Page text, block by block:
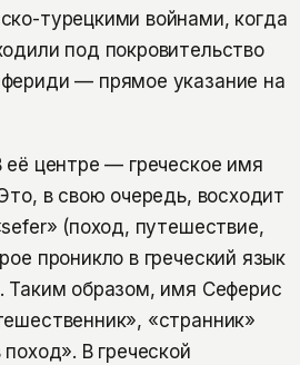
турецкими войнами, когда
под покровительство
— прямое указание на
её центре — греческое имя
в свою очередь, восходит
(поход, путешествие,
проникло в греческий язык
Таким образом, имя Сеферис
«странник»
В греческой